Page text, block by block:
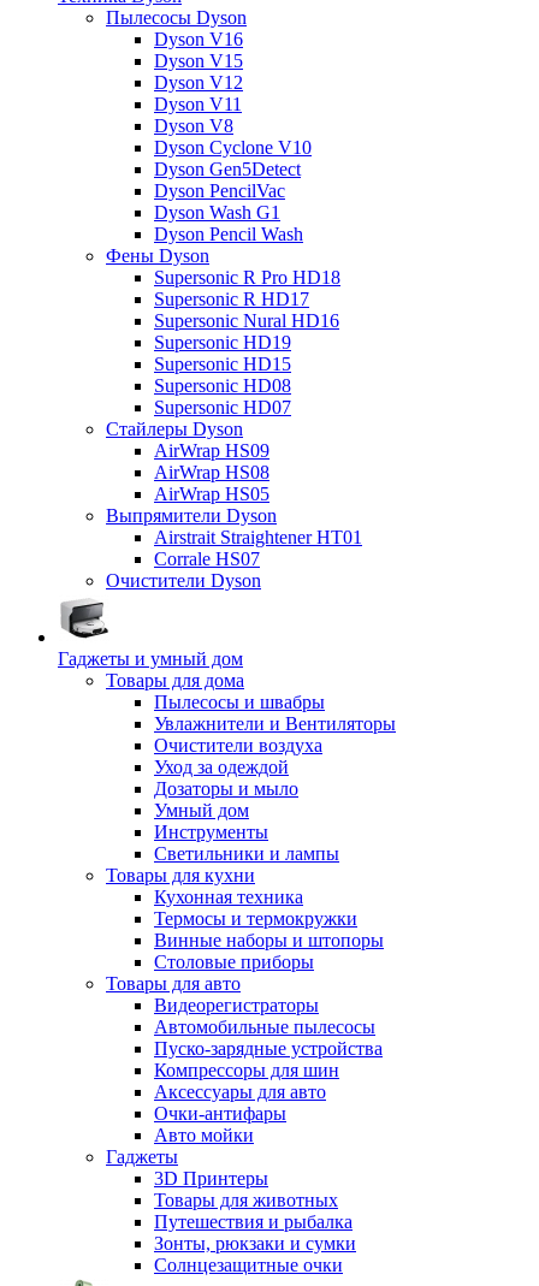
Пылесосы Dyson
Dyson V16
Dyson V15
Dyson V12
Dyson V11
Dyson V8
Dyson Cyclone V10
Dyson Gen5Detect
Dyson PencilVac
Dyson Wash G1
Dyson Pencil Wash
Фены Dyson
Supersonic R Pro HD18
Supersonic R HD17
Supersonic Nural HD16
Supersonic HD19
Supersonic HD15
Supersonic HD08
Supersonic HD07
Стайлеры Dyson
AirWrap HS09
AirWrap HS08
AirWrap HS05
Выпрямители Dyson
Airstrait Straightener HT01
Corrale HS07
Очистители Dyson
Гаджеты и умный дом
Товары для дома
Пылесосы и швабры
Увлажнители и Вентиляторы
Очистители воздуха
Уход за одеждой
Дозаторы и мыло
Умный дом
Инструменты
Светильники и лампы
Товары для кухни
Кухонная техника
Термосы и термокружки
Винные наборы и штопоры
Столовые приборы
Товары для авто
Видеорегистраторы
Автомобильные пылесосы
Пуско-зарядные устройства
Компрессоры для шин
Аксессуары для авто
Очки-антифары
Авто мойки
Гаджеты
3D Принтеры
Товары для животных
Путешествия и рыбалка
Зонты, рюкзаки и сумки
Солнцезащитные очки